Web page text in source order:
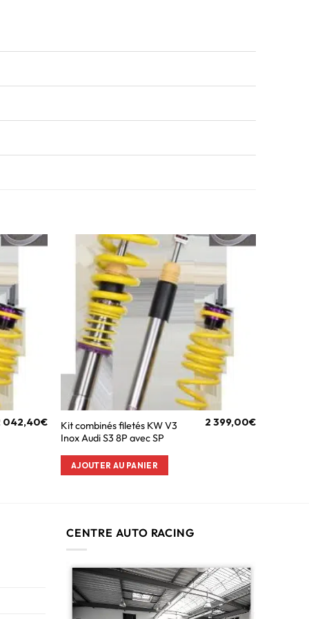
042,40€
Kit combinés filetés KW V3
Inox Audi S3 8P avec SP
2 399,00€
AJOUTER AU PANIER
CENTRE AUTO RACING